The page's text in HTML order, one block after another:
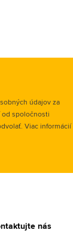
údajov za
spoločnosti
Viac informácií
nás